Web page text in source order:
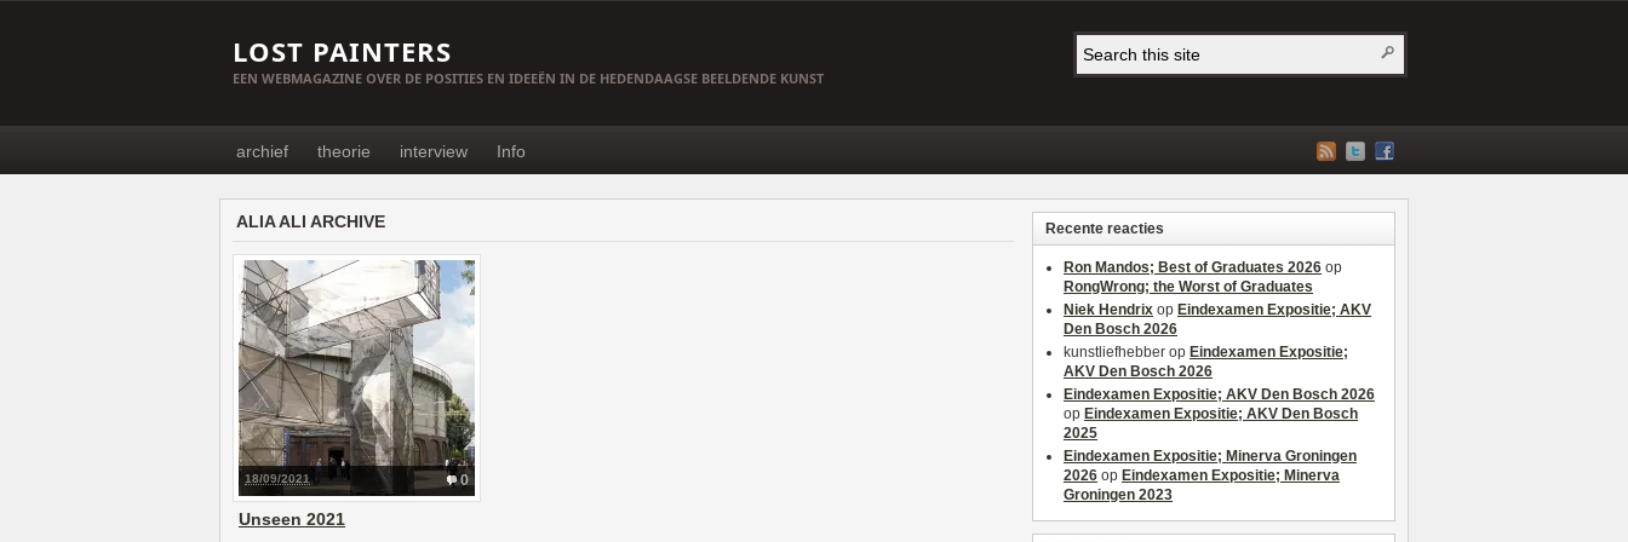
LOST PAINTERS
EEN WEBMAGAZINE OVER DE POSITIES EN IDEEËN IN DE HEDENDAAGSE BEELDENDE KUNST
archief theorie interview Info
ALIA ALI ARCHIVE
0
18/09/2021
Unseen 2021
Recente reacties
Ron Mandos; Best of Graduates 2026 op
RongWrong; the Worst of Graduates
Niek Hendrix op Eindexamen Expositie; AKV
Den Bosch 2026
kunstliefhebber op Eindexamen Expositie;
AKV Den Bosch 2026
Eindexamen Expositie; AKV Den Bosch 2026
op Eindexamen Expositie; AKV Den Bosch
2025
Eindexamen Expositie; Minerva Groningen
2026 op Eindexamen Expositie; Minerva
Groningen 2023